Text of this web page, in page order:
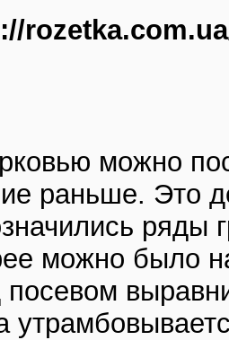
можно
раньше. Это
ряды
можно было